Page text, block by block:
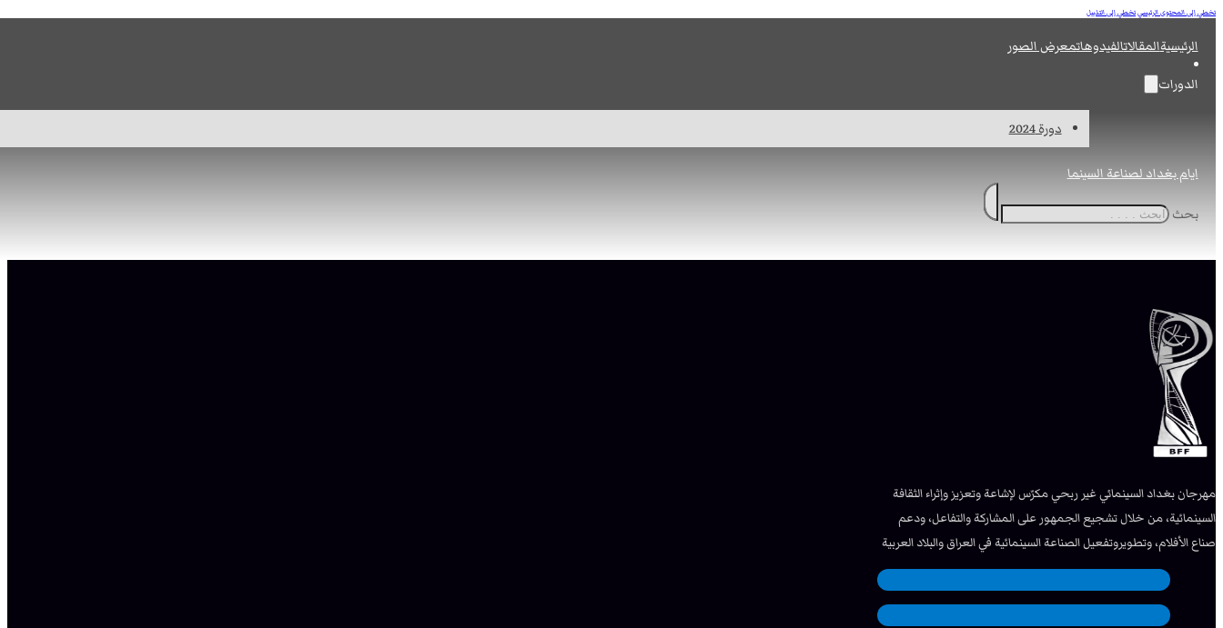
تخطي إلى المحتوى الرئيسيتخطي إلى التذييل
الرئيسيةالمقالاتالفيدوهاتمعرض الصور
الدورات
دورة 2024
ايام بغداد لصناعة السينما
بحث
مهرجان بغداد السينمائي غير ربحي مكرّس لإشاعة وتعزيز وإثراء الثقافة
السينمائية، من خلال تشجيع الجمهور على المشاركة والتفاعل، ودعم
صناع الأفلام، وتطويروتفعيل الصناعة السينمائية في العراق والبلاد العربية